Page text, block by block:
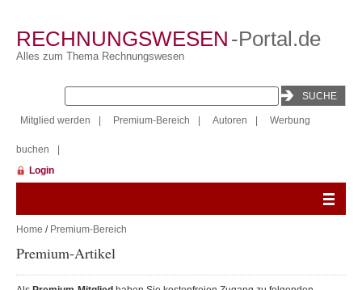
RECHNUNGSWESEN -Portal.de
Alles zum Thema Rechnungswesen
Mitglied werden Premium-Bereich Autoren Werbung
buchen
Login
Home / Premium-Bereich
Premium-Artikel